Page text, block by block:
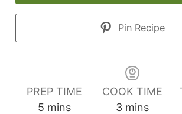
Pin Recipe
PREP TIME
5 minutes
mins
COOK TIME
3minutes
mins